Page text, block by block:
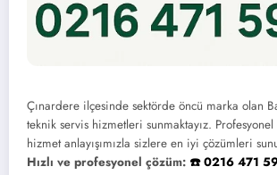
Çınardere ilçesinde sektörde öncü marka olan
teknik servis hizmetleri sunmaktayız.
hizmet anlayışımızla sizlere en iyi çözümleri
Hızlı ve profesyonel çözüm: ☎️ 0216 471